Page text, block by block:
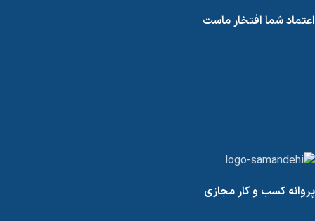
اعتماد شما افتخار ماست
پروانه کسب و کار مجازی